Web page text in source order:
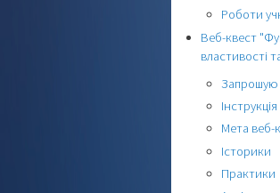
Роботи
Веб-квест
властивості
Запрошую
Інструкція
Мета веб-
Історики
Практики